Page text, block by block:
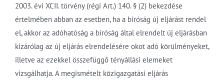
2003. évi XCII. törvény (régi Art.) 140. § (2) bekezdése
értelmében abban az esetben, ha a bíróság új eljárást rendel
el, akkor az adóhatóság a bíróság által elrendelt új eljárásban
kizárólag az új eljárás elrendelésére okot adó körülményeket,
illetve az ezekkel összefüggő tényállási elemeket
vizsgálhatja. A megismételt közigazgatási eljárás